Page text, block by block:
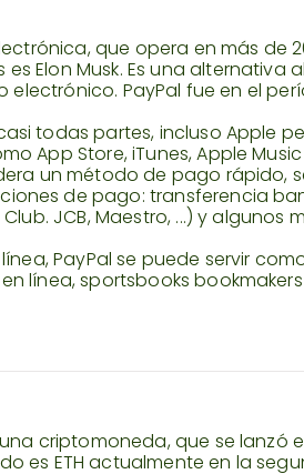
que opera en más de
Elon Musk. Es una
electrónico. PayPal fue en el
todas partes, incluso Apple
App Store, iTunes, Apple
un método de pago rápido,
de pago: transferencia
JCB, Maestro, ...) y algunos
PayPal se puede servir
línea, sportsbooks bookmakers
una criptomoneda, que se lanzó
es ETH actualmente en la